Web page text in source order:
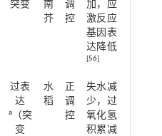
突变
南
芥
调
控
加，应
激反应
基因表
达降低
[56]
过表
达
a（突
变
水
稻
正
调
控
失水减
少，过
氧化氢
积累减